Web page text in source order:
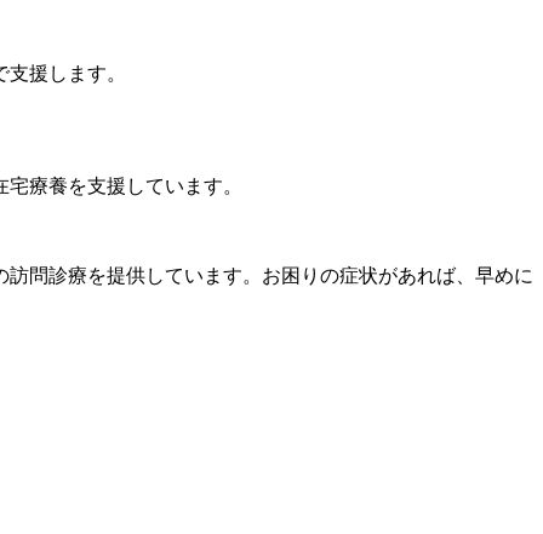
援します。
療養を支援しています。
問診療を提供しています。お困りの症状があれば、早めに